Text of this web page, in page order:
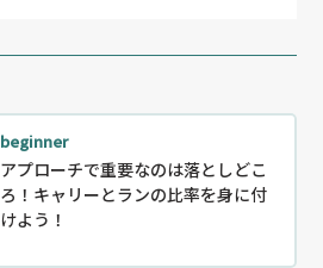
beginner
アプローチで重要なのは落としどこ
ろ！キャリーとランの比率を身に付
けよう！